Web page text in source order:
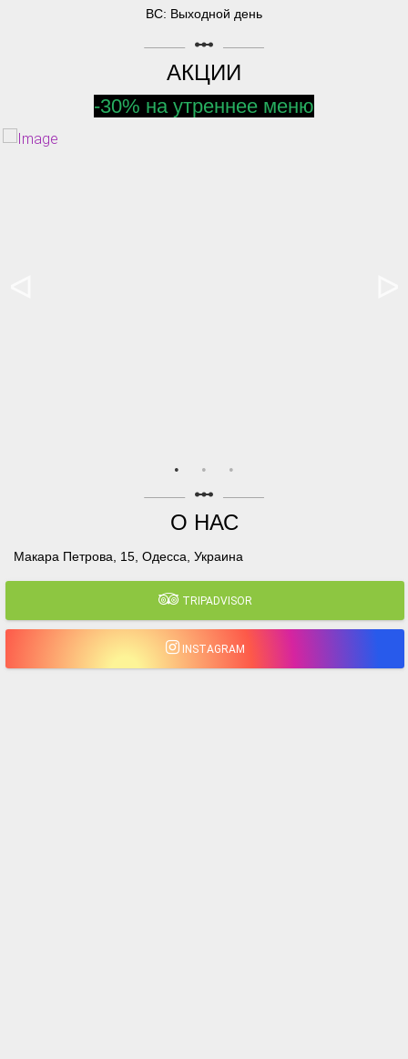
ВС: Выходной день
linear_scale
АКЦИИ
-30% на утреннее меню
linear_scale
О НАС
Макара Петрова, 15, Одесса, Украина
TRIPADVISOR
INSTAGRAM